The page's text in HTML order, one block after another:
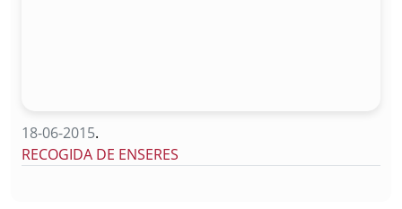
18-06-2015.
RECOGIDA DE ENSERES